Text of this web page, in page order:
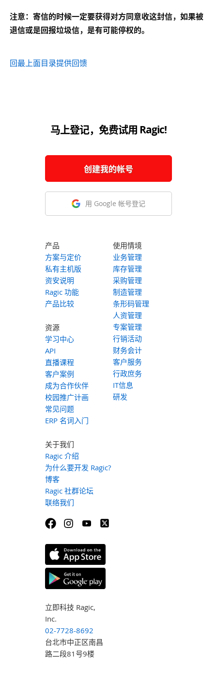
注意：寄信的时候一定要获得对方同意收这封信，如果被
退信或是回报垃圾信，是有可能停权的。
回最上面目录提供回馈
马上登记，免费试用 Ragic!
创建我的帐号
用 Google 帐号登记
产品
方案与定价
私有主机版
资安说明
Ragic 功能
产品比较
资源
学习中心
API
直播课程
客户案例
成为合作伙伴
校园推广计画
常见问题
ERP 名词入门
使用情境
业务管理
库存管理
采购管理
制造管理
条形码管理
人资管理
专案管理
行销活动
财务会计
客户服务
行政庶务
IT信息
研发
关于我们
Ragic 介绍
为什么要开发 Ragic?
博客
Ragic 社群论坛
联络我们
立即科技 Ragic,
Inc.
02-7728-8692
台北市中正区南昌
路二段81号9楼